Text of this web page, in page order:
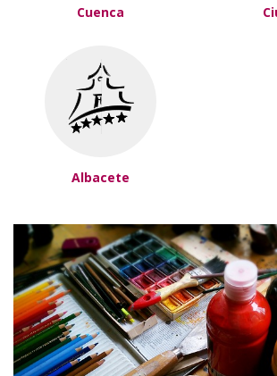
Cuenca
Albacete